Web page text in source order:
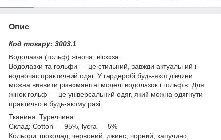
Опис
Код товару: 3003.1
Водолазка (гольф) жіноча, віскоза.
Водолазки та гольфи — це стильний, завжди актуальний і
водночас практичний одяг. У гардеробі будь-якої дівчини
можна виявити різноманітні моделі водолазок і гольфів. Для
жінок гольф — це універсальний одяг, який можна одягнути
практично в будь-якому разі.
Тканина: Туреччина
Склад: Cotton — 95%, lycra — 5%
Кольори: шоколад, червоний, джинс, чорний, капучино,